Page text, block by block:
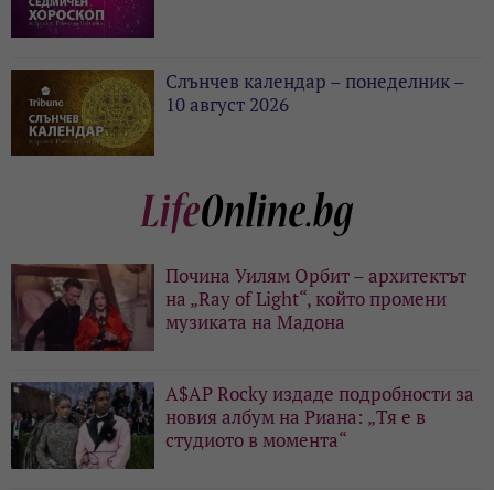
Слънчев календар – понеделник –
10 август 2026
Почина Уилям Орбит – архитектът
на „Ray of Light“, който промени
музиката на Мадона
A$AP Rocky издаде подробности за
новия албум на Риана: „Тя е в
студиото в момента“